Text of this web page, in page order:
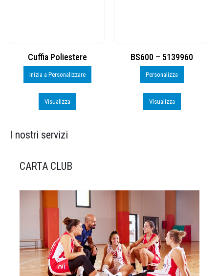
Cuffia Poliestere
Inizia a Personalizzare
Visualizza
BS600 – 5139960
Personalizza
Visualizza
I nostri servizi
CARTA CLUB